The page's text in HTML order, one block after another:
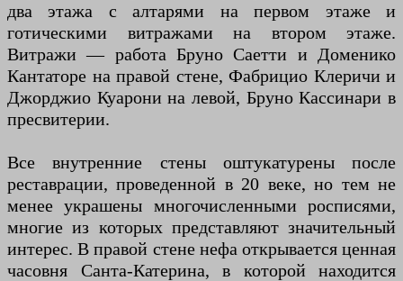
два этажа с алтарями на первом этаже и
готическими витражами на втором этаже.
Витражи — работа Бруно Саетти и Доменико
Кантаторе на правой стене, Фабрицио Клеричи и
Джорджио Куарони на левой, Бруно Кассинари в
пресвитерии.
Все внутренние стены оштукатурены после
реставрации, проведенной в 20 веке, но тем не
менее украшены многочисленными росписями,
многие из которых представляют значительный
интерес. В правой стене нефа открывается ценная
часовня Санта-Катерина, в которой находится